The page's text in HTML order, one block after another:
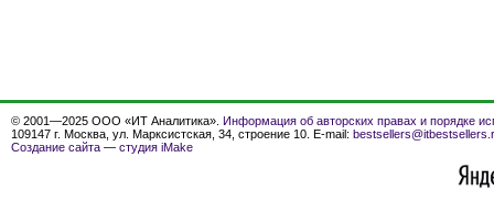
© 2001—2025 ООО «ИТ Аналитика». Информация об авторских правах и порядке
109147 г. Москва, ул. Марксистская, 34, строение 10. E-mail:
Создание сайта — студия iMake